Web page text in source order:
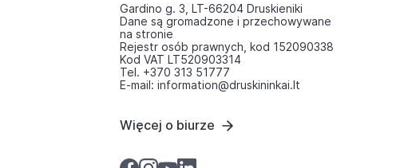
Gardino g. 3, LT-66204 Druskieniki
Dane są gromadzone i przechowywane
na stronie
Rejestr osób prawnych, kod 152090338
Kod VAT LT520903314
Tel. +370 313 51777
E-mail: information@druskininkai.lt
Więcej o biurze